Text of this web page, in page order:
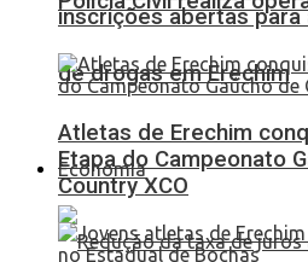
de drogas em Erechim
Economia
inscrições abertas
Atletas de Erechim
Etapa do Campeonato
Country XCO